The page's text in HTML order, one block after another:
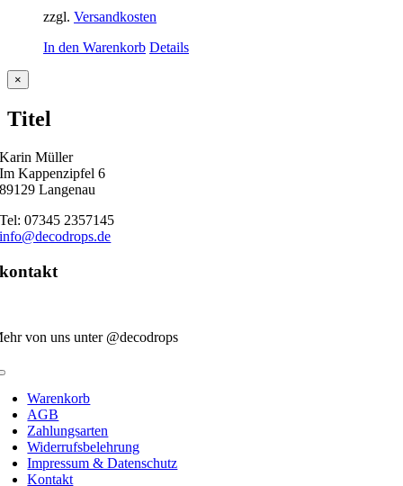
zzgl. Versandkosten
In den Warenkorb Details
Close
product
view
×
Titel
Karin Müller
Im Kappenzipfel 6
89129 Langenau
Tel: 07345 2357145
info@decodrops.de
kontakt
von uns unter @decodrops
Warenkorb
AGB
Zahlungsarten
Widerrufsbelehrung
Impressum & Datenschutz
Kontakt